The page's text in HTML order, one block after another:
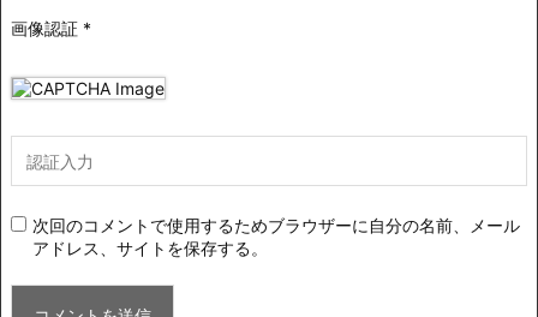
画像認証 *
次回のコメントで使用するためブラウザーに自分の名前、メール
アドレス、サイトを保存する。